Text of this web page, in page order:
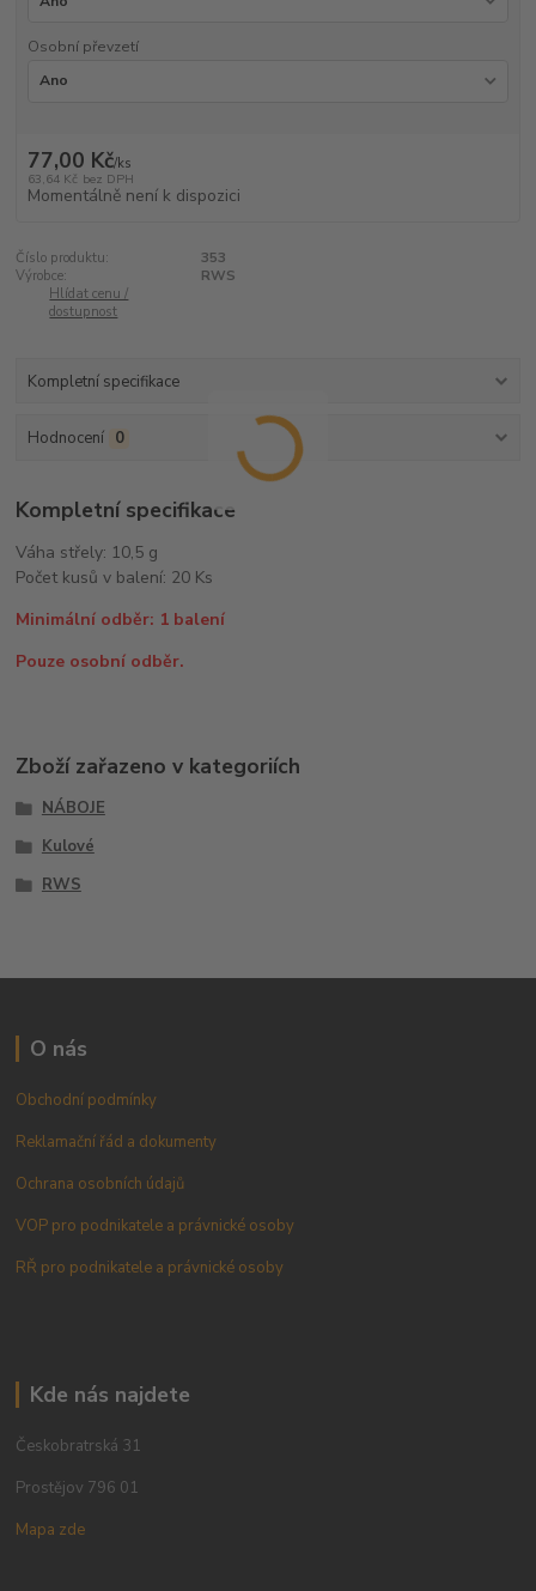
Osobní převzetí
77,00 Kč/ks
63,64 Kč bez DPH
Momentálně není k dispozici
Číslo produktu:
353
Výrobce:
RWS
Hlídat cenu /
dostupnost
Kompletní specifikace
Hodnocení 0
Kompletní specifikace
Váha střely: 10,5 g
Počet kusů v balení: 20 Ks
Minimální odběr: 1 balení
Pouze osobní odběr.
Zboží zařazeno v kategoriích
NÁBOJE
Kulové
RWS
O nás
Obchodní podmínky
Reklamační řád a dokumenty
Ochrana osobních údajů
VOP pro podnikatele a právnické osoby
RŘ pro podnikatele a právnické osoby
Kde nás najdete
Českobratrská 31
Prostějov 796 01
Mapa zde